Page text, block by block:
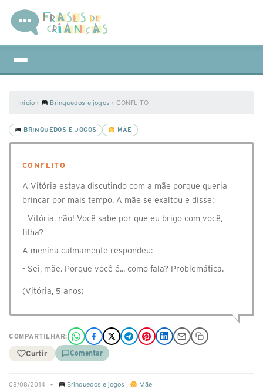
Início › Brinquedos e jogos › CONFLITO
BRINQUEDOS E JOGOS MÃE
CONFLITO
A Vitória estava discutindo com a mãe porque queria
brincar por mais tempo. A mãe se exaltou e disse:
- Vitória, não! Você sabe por que eu brigo com você,
filha?
A menina calmamente respondeu:
- Sei, mãe. Porque você é... como fala? Problemática.
(Vitória, 5 anos)
COMPARTILHAR:
Curtir Comentar
08/08/2014 • Brinquedos e jogos , Mãe